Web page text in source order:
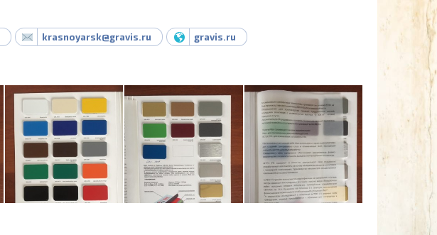
krasnoyarsk@gravis.ru gravis.ru